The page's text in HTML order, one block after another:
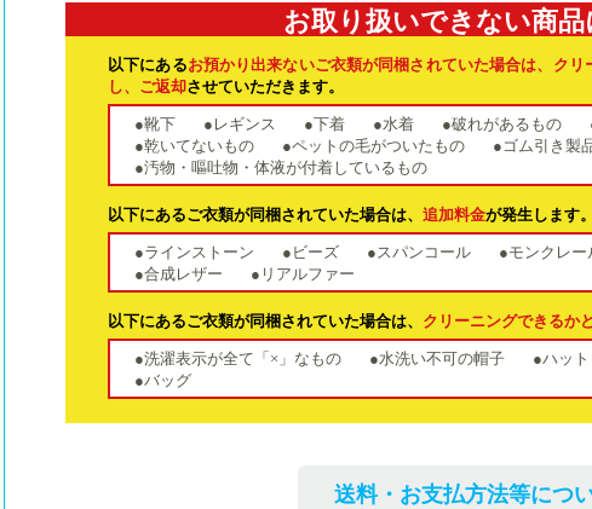
お取り扱いできない商
以下にあるお預かり出来ないご衣類が同梱されていた場合は、ク
し、ご返却させていただきます。
●靴下 ●レギンス ●下着 ●水着 ●破れがあるもの
●乾いてないもの
●ペットの毛がついたもの
●ゴム引き製
●汚物・嘔吐物・体液が付着しているもの
以下にあるご衣類が同梱されていた場合は、 追加料金が発生します。
●ラインストーン ●ビーズ ●スパンコール ●モンクレー
●合成レザー
●リアルファー
以下にあるご衣類が同梱されていた場合は、 クリーニングできるか
●洗濯表示が全て「×」なもの ●水洗い不可の帽子 ●ハット
●バッグ
送料・お支払方法等につ